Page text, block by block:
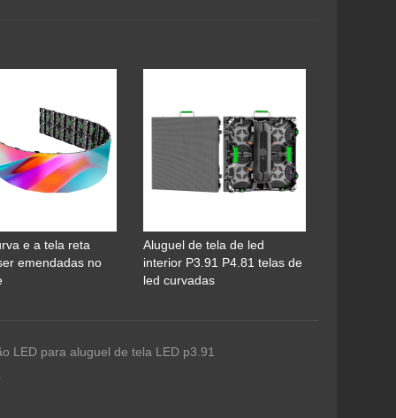
e a tela reta
emendadas no
Aluguel de tela de led
interior P3.91 P4.81 telas de
led curvadas
LED para aluguel de tela LED p3.91